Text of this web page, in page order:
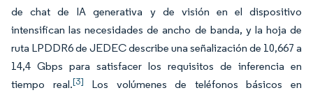
de chat de IA generativa y de visión en el dispositivo
intensifican las necesidades de ancho de banda, y la hoja de
ruta LPDDR6 de JEDEC describe una señalización de 10,667 a
14,4 Gbps para satisfacer los requisitos de inferencia en
tiempo real.[3] Los volúmenes de teléfonos básicos en